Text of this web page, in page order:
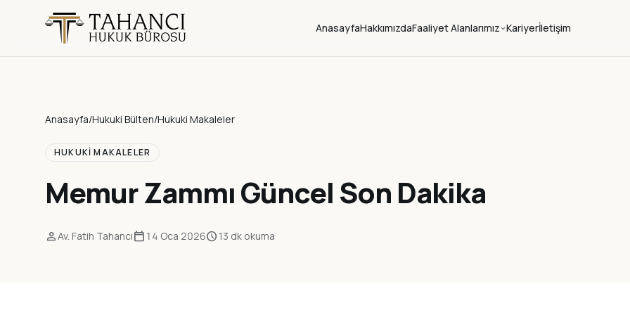
AnasayfaHakkımızdaFaaliyet Alanlarımız Kariyerİletişim
Anasayfa/Hukuki Bülten/Hukuki Makaleler
HUKUKI MAKALELER
Memur Zammı Güncel Son Dakika
personAv. Fatih Tahancıcalendar_today 14 Oca 2026schedule13 dk okuma